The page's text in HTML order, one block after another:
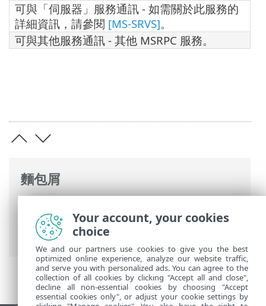
麵包屑
設定>裝置防護 >網路存取防護> 網路攻擊
防護
可與「伺服器」服務通訊 - 如需關於此服務的
詳細資訊，請參閱 [MS-SRVS]。
可與其他服務通訊 - 其他 MSRPC 服務。
Your account, your cookies
choice
We and our partners use cookies to give you the best
optimized online experience, analyze our website traffic,
and serve you with personalized ads. You can agree to the
collection of all cookies by clicking "Accept all and close",
decline all non-essential cookies by choosing "Accept
essential cookies only", or adjust your cookie settings by